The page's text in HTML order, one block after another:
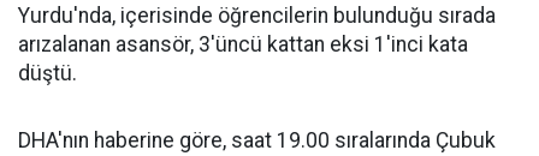
Yurdu'nda, içerisinde öğrencilerin bulunduğu sırada
arızalanan asansör, 3'üncü kattan eksi 1'inci kata
düştü.
DHA'nın haberine göre, saat 19.00 sıralarında Çubuk